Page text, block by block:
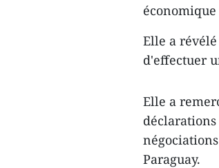
Elle a
d'effectuer
Elle a
Paraguay.